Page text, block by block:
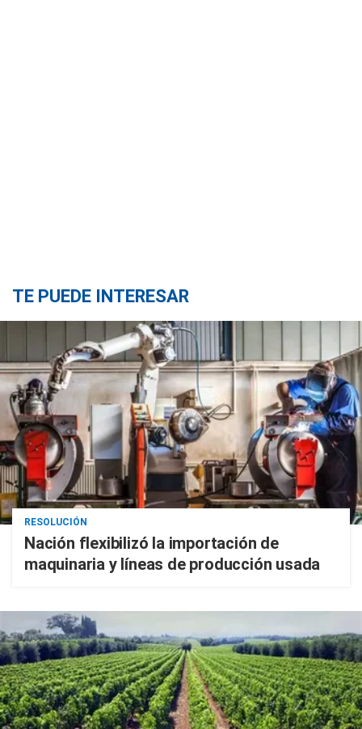
TE PUEDE INTERESAR
RESOLUCIÓN
Nación flexibilizó la importación de
maquinaria y líneas de producción usada